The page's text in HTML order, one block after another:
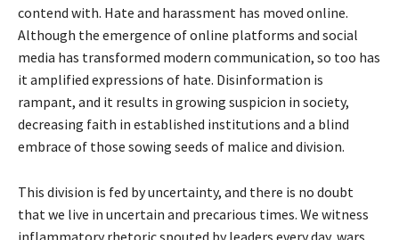
contend with. Hate and harassment has moved online.
Although the emergence of online platforms and social
media has transformed modern communication, so too has
it amplified expressions of hate. Disinformation is
rampant, and it results in growing suspicion in society,
decreasing faith in established institutions and a blind
embrace of those sowing seeds of malice and division.
This division is fed by uncertainty, and there is no doubt
that we live in uncertain and precarious times. We witness
inflammatory rhetoric spouted by leaders every day, wars